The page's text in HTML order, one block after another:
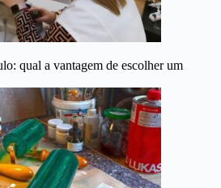
qual a vantagem de escolher um